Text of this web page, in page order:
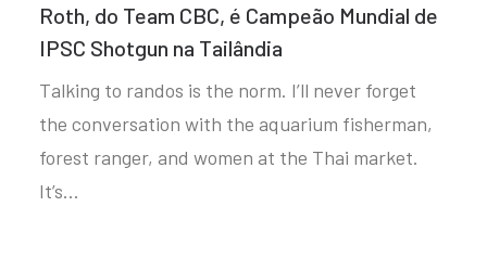
Roth, do Team CBC, é Campeão Mundial de
IPSC Shotgun na Tailândia
Talking to randos is the norm. I’ll never forget
the conversation with the aquarium fisherman,
forest ranger, and women at the Thai market.
It’s…